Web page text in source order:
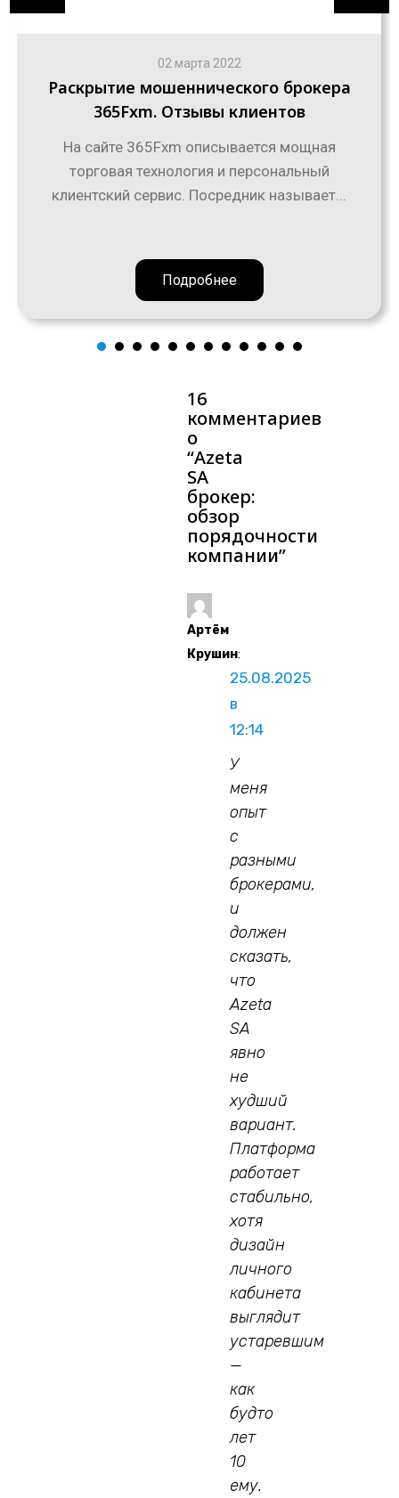
02 марта 2022
Раскрытие мошеннического брокера
365Fxm. Отзывы клиентов
На сайте 365Fxm описывается мощная
торговая технология и персональный
клиентский сервис. Посредник называет...
Подробнее
16
комментариев
о
“Azeta
SA
брокер:
обзор
порядочности
компании”
Артём
Крушин:
25.08.2025
в
12:14
У
меня
опыт
с
разными
брокерами,
и
должен
сказать,
что
Azeta
SA
явно
не
худший
вариант.
Платформа
работает
стабильно,
хотя
дизайн
личного
кабинета
выглядит
устаревшим
—
как
будто
лет
10
ему.